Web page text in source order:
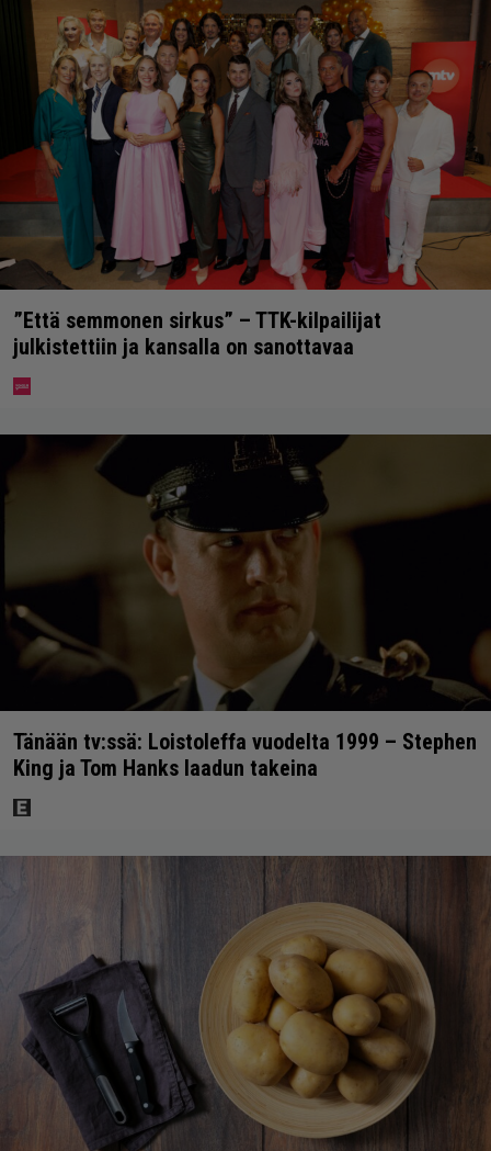
”Että semmonen sirkus” – TTK-kilpailijat
julkistettiin ja kansalla on sanottavaa
Tänään tv:ssä: Loistoleffa vuodelta 1999 – Stephen
King ja Tom Hanks laadun takeina